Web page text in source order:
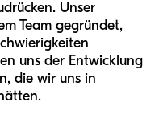
Unser
Team gegründet,
uns der Entwicklung
die wir uns in